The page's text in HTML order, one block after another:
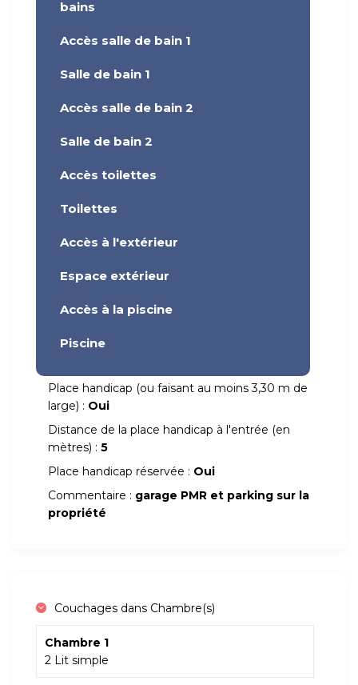
bains
Accès salle de bain 1
Salle de bain 1
Accès salle de bain 2
Salle de bain 2
Accès toilettes
Toilettes
Accès à l'extérieur
Espace extérieur
Accès à la piscine
Piscine
Place handicap (ou faisant au moins 3,30 m de
large) : Oui
Distance de la place handicap à l'entrée (en
mètres) : 5
Place handicap réservée : Oui
Commentaire : garage PMR et parking sur la
propriété
Couchages dans Chambre(s)
Chambre 1
2 Lit simple